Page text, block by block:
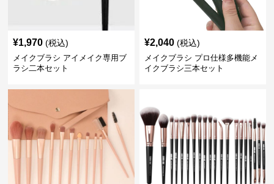
¥1,970 (税込)
メイクブラシ アイメイク専用ブ
ラシ二本セット
¥2,040 (税込)
メイクブラシ プロ仕様多機能メ
イクブラシ三本セット